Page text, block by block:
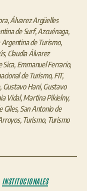
,Álvarez Argüelles
de Surf,Azcuénaga,
Argentina de Turismo,
, Claudia Álvarez
Sica, Emmanuel Ferrario,
de Turismo, FIT,
, Gustavo Hani,Gustavo
Vidal,Martina Pikielny,
Giles, San Antonio de
, Turismo, Turismo
INSTITUCIONALES